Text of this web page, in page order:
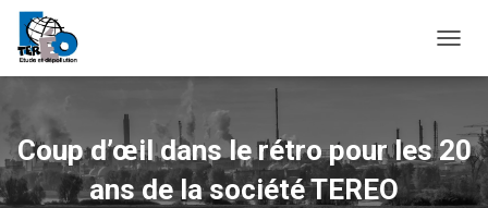
U
I
R
/
F
Coup d’œil dans le rétro pour les 20
ans de la société TEREO